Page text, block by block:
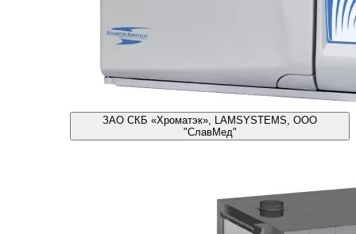
ЗАО СКБ «Хроматэк», LAMSYSTEMS, ООО
"СлавМед"